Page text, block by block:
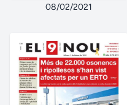
08/02/2021